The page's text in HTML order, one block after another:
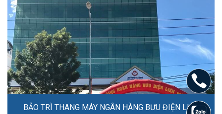
BẢO TRÌ THANG MÁY NGÂN HÀNG BƯU ĐIỆN LIÊN